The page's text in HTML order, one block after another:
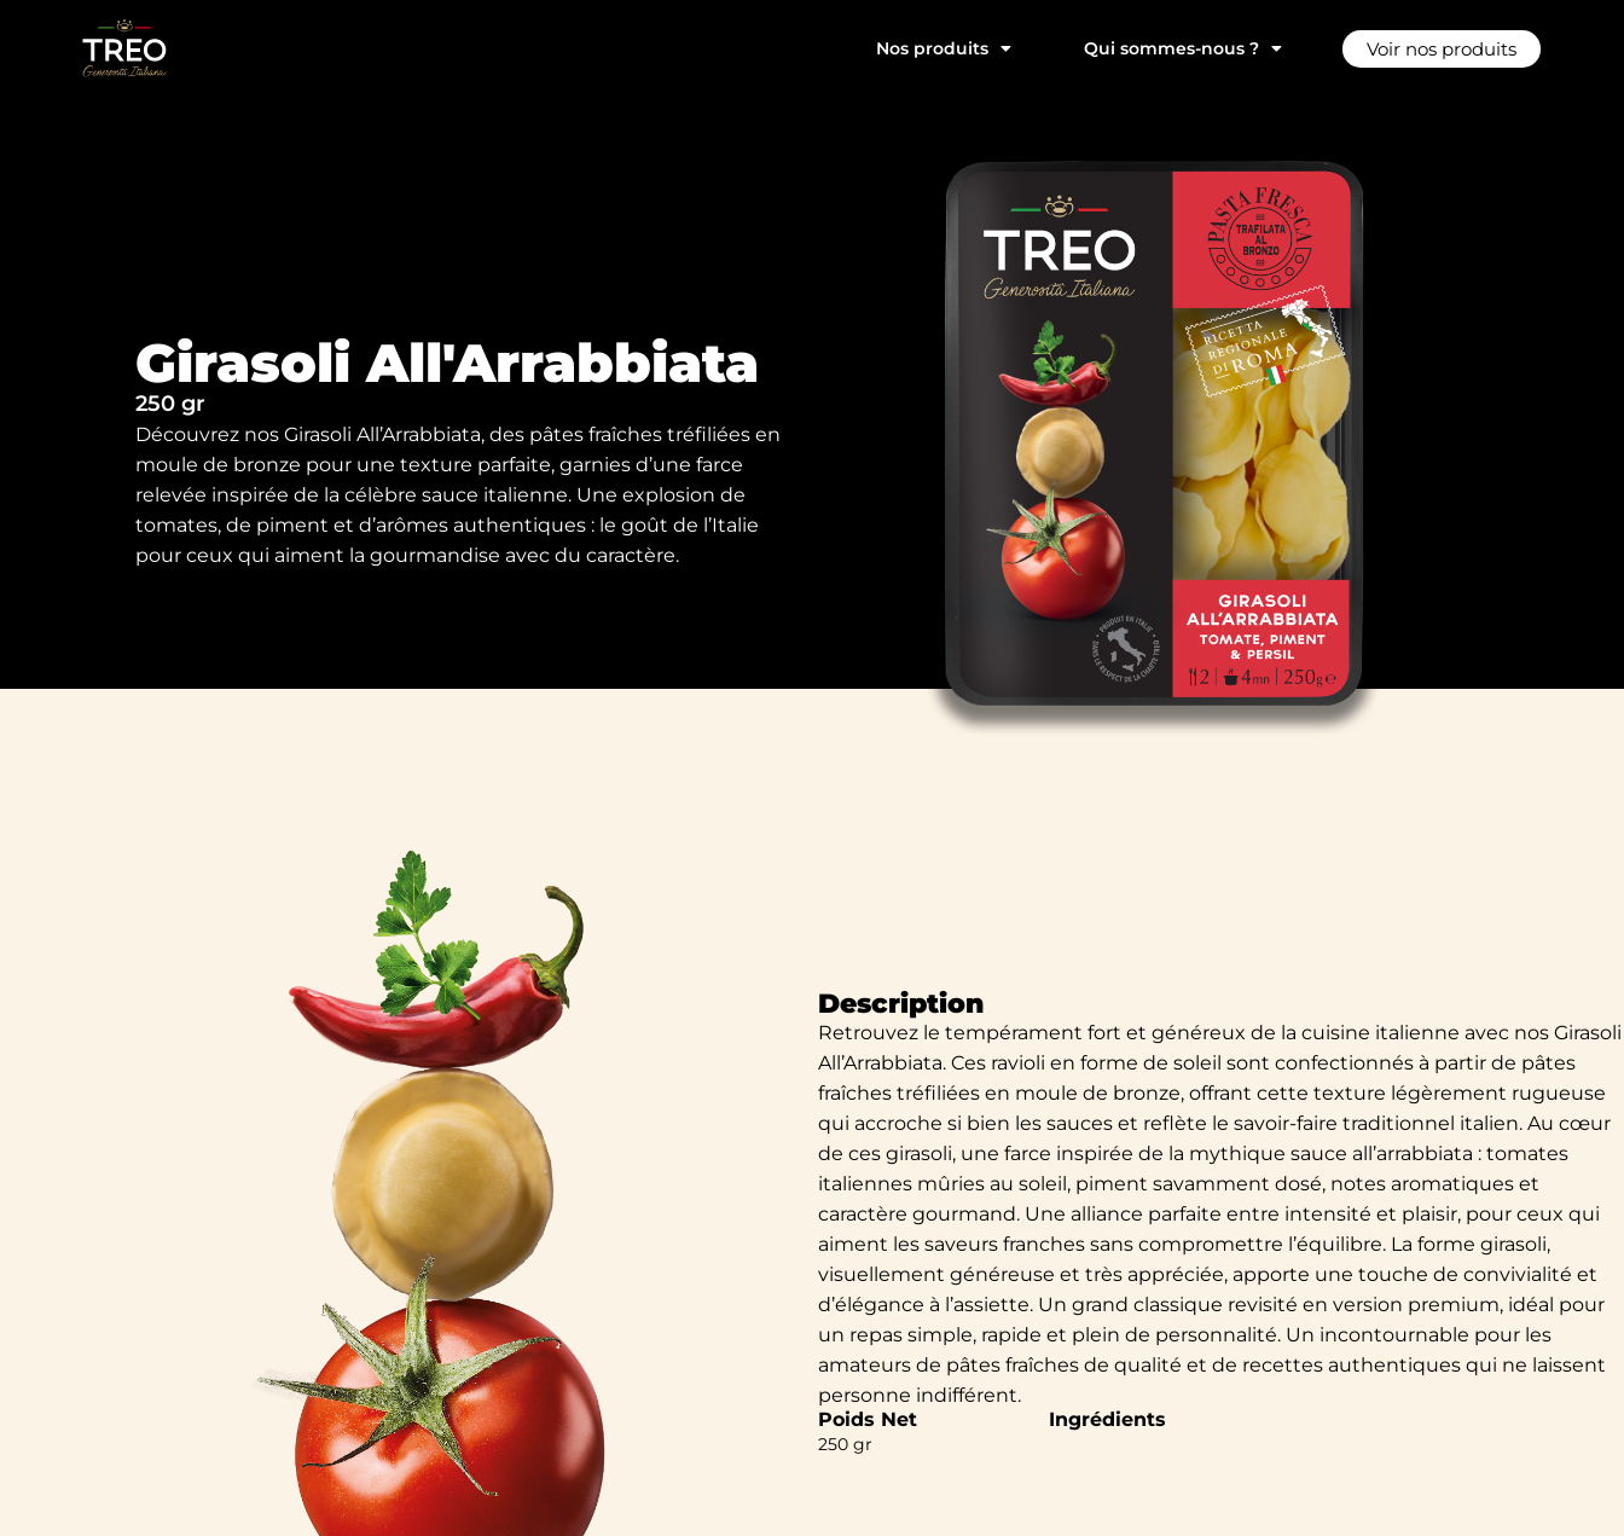
Nos produits Qui sommes-nous ? Voir nos produits
Girasoli All'Arrabbiata
250 gr
Découvrez nos Girasoli All’Arrabbiata, des pâtes fraîches tréfiliées en
moule de bronze pour une texture parfaite, garnies d’une farce
relevée inspirée de la célèbre sauce italienne. Une explosion de
tomates, de piment et d’arômes authentiques : le goût de l’Italie
pour ceux qui aiment la gourmandise avec du caractère.
Description
Retrouvez le tempérament fort et généreux de la cuisine italienne avec nos Girasoli
All’Arrabbiata. Ces ravioli en forme de soleil sont confectionnés à partir de pâtes
fraîches tréfiliées en moule de bronze, offrant cette texture légèrement rugueuse
qui accroche si bien les sauces et reflète le savoir-faire traditionnel italien. Au cœur
de ces girasoli, une farce inspirée de la mythique sauce all’arrabbiata : tomates
italiennes mûries au soleil, piment savamment dosé, notes aromatiques et
caractère gourmand. Une alliance parfaite entre intensité et plaisir, pour ceux qui
aiment les saveurs franches sans compromettre l’équilibre. La forme girasoli,
visuellement généreuse et très appréciée, apporte une touche de convivialité et
d’élégance à l’assiette. Un grand classique revisité en version premium, idéal pour
un repas simple, rapide et plein de personnalité. Un incontournable pour les
amateurs de pâtes fraîches de qualité et de recettes authentiques qui ne laissent
personne indifférent.
Poids Net
250 gr
Ingrédients